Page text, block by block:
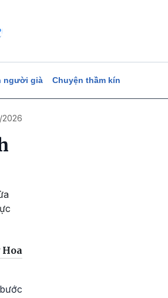
người già Chuyện thầm kín
2026
Hoa